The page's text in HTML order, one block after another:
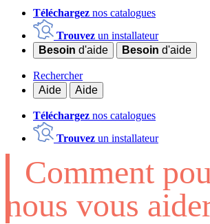
Téléchargez nos catalogues
Trouvez un installateur
Besoin d'aide Besoin d'aide
Rechercher
Aide
Aide
Téléchargez nos catalogues
Trouvez un installateur
Comment
nous vous